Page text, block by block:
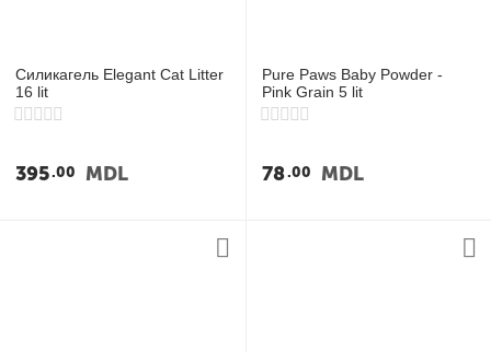
Силикагель Elegant Cat Litter
16 lit
395 00 MDL
Pure Paws Baby Powder -
Pink Grain 5 lit
78 00 MDL